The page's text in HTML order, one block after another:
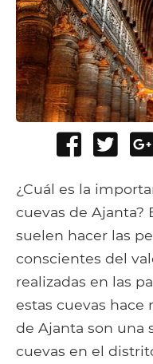
Share
Facebook
Tweet
¿Cuál es la
cuevas de Ajanta?
suelen hacer las
conscientes del
realizadas en las
estas cuevas hace
de Ajanta son una
cuevas en el